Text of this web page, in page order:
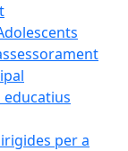
educatius
per a